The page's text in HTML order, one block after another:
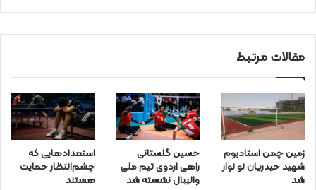
مقالات مرتبط
زمین چمن استادیوم
شهید حیدریان نو نوار
شد
حسین گلستانی
راهی اردوی تیم ملی
والیبال نشسته شد
استعدادهایی که
چشم‌انتظار حمایت
هستند